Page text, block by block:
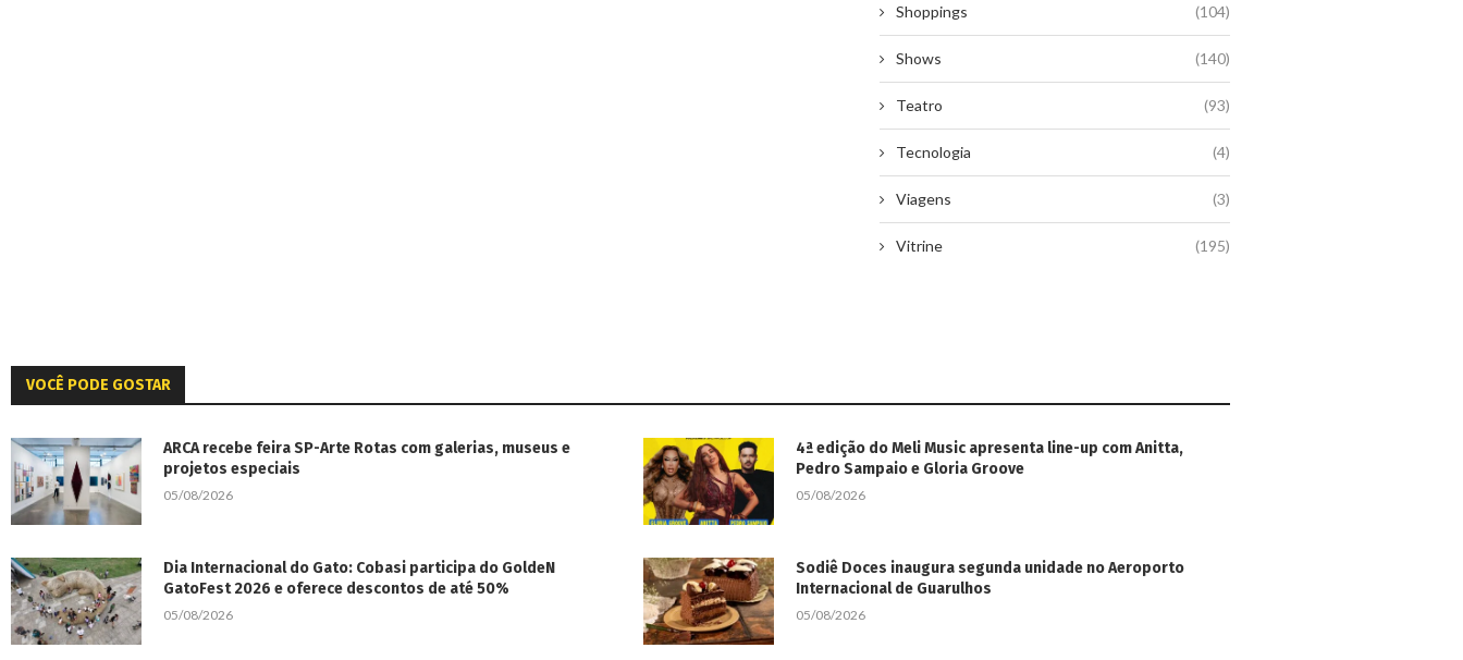
Shoppings (104)
Shows (140)
Teatro (93)
Tecnologia (4)
Viagens (3)
Vitrine (195)
VOCÊ PODE GOSTAR
ARCA recebe feira SP-Arte Rotas com galerias, museus e
projetos especiais
05/08/2026
4ª edição do Meli Music apresenta line-up com Anitta,
Pedro Sampaio e Gloria Groove
05/08/2026
Dia Internacional do Gato: Cobasi participa do GoldeN
GatoFest 2026 e oferece descontos de até 50%
05/08/2026
Sodiê Doces inaugura segunda unidade no Aeroporto
Internacional de Guarulhos
05/08/2026